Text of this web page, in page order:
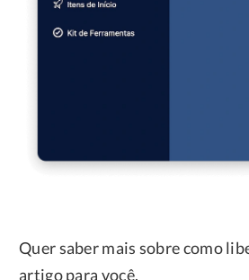
Quer saber mais sobre como
artigo para você.